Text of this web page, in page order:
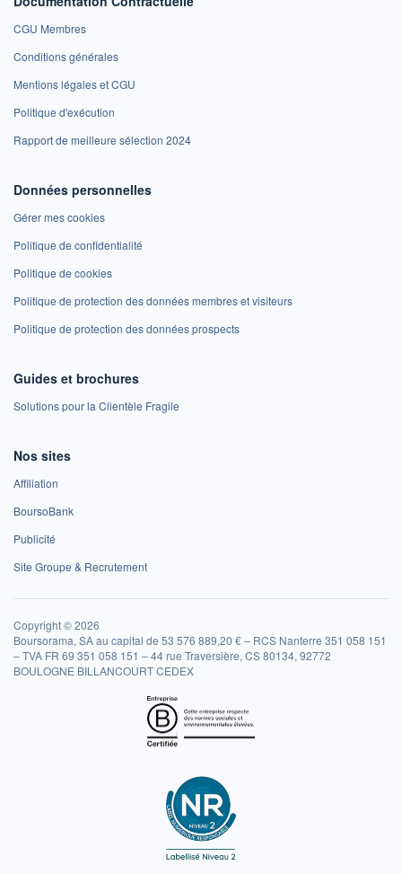
CGU Membres
Conditions générales
Mentions légales et CGU
Politique d'exécution
Rapport de meilleure sélection 2024
Données personnelles
Gérer mes cookies
Politique de confidentialité
Politique de cookies
Politique de protection des données membres et visiteurs
Politique de protection des données prospects
Guides et brochures
Solutions pour la Clientèle Fragile
Nos sites
Affiliation
BoursoBank
Publicité
Site Groupe & Recrutement
Copyright © 2026
Boursorama, SA au capital de 53 576 889,20 € – RCS Nanterre 351 058 151
– TVA FR 69 351 058 151 – 44 rue Traversière, CS 80134, 92772
BOULOGNE BILLANCOURT CEDEX